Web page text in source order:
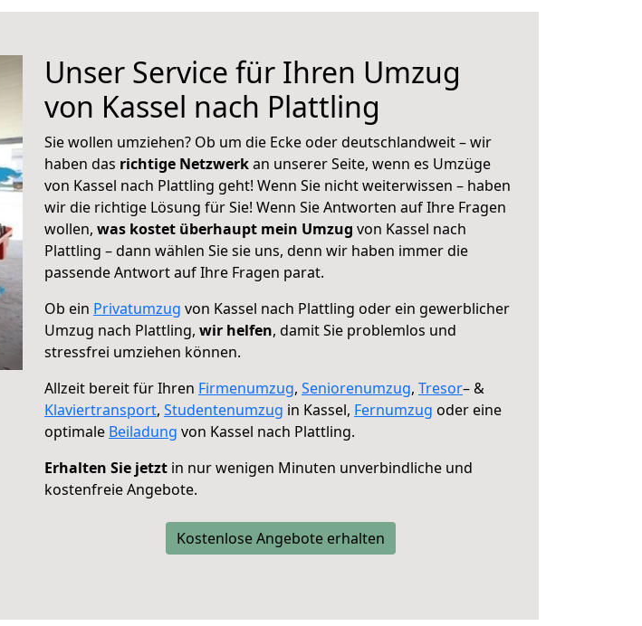
Unser Service für Ihren Umzug
von Kassel nach Plattling
Sie wollen umziehen? Ob um die Ecke oder deutschlandweit – wir
haben das richtige Netzwerkan unserer Seite, wenn es Umzüge
von Kassel nach Plattling geht! Wenn Sie nicht weiterwissen – haben
wir die richtige Lösung für Sie! Wenn Sie Antworten auf Ihre Fragen
wollen, was kostet überhaupt mein Umzug von Kassel nach
Plattling – dann wählen Sie sie uns, denn wir haben immer die
passende Antwort auf Ihre Fragen parat.
Ob ein Privatumzug von Kassel nach Plattling oder ein gewerblicher
Umzug nach Plattling, wir helfen, damit Sie problemlos und
stressfrei umziehen können.
Allzeit bereit für Ihren Firmenumzug, Seniorenumzug, Tresor– &
Klaviertransport, Studentenumzug in Kassel, Fernumzug oder eine
optimale Beiladung von Kassel nach Plattling.
Erhalten Sie jetzt in nur wenigen Minuten unverbindliche und
kostenfreie Angebote.
Kostenlose Angebote erhalten